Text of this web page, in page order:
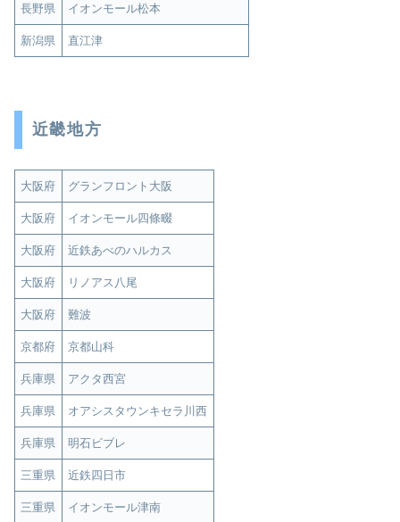
長野県 イオンモール松本
新潟県 直江津
近畿地方
大阪府 グランフロント大阪
大阪府 イオンモール四條畷
大阪府 近鉄あべのハルカス
大阪府 リノアス八尾
大阪府 難波
京都府 京都山科
兵庫県 アクタ西宮
兵庫県 オアシスタウンキセラ川西
兵庫県 明石ビブレ
三重県 近鉄四日市
三重県 イオンモール津南